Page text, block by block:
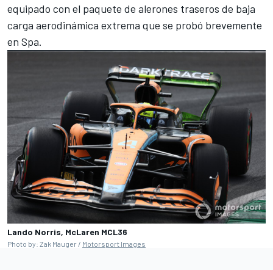
equipado con el paquete de alerones traseros de baja
carga aerodinámica extrema que se probó brevemente
en Spa.
Lando Norris, McLaren MCL36
Photo by: Zak Mauger / Motorsport Images